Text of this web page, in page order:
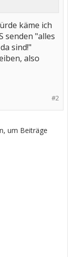
käme ich
senden "alles
sind!"
also
#2
um Beiträge